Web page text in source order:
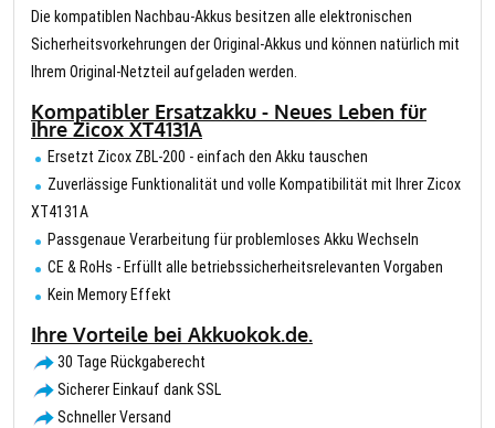
Die kompatiblen Nachbau-Akkus besitzen alle elektronischen
Sicherheitsvorkehrungen der Original-Akkus und können natürlich mit
Ihrem Original-Netzteil aufgeladen werden.
Kompatibler Ersatzakku - Neues Leben für
Ihre Zicox XT4131A
Ersetzt Zicox ZBL-200 - einfach den Akku tauschen
Zuverlässige Funktionalität und volle Kompatibilität mit Ihrer Zicox
XT4131A
Passgenaue Verarbeitung für problemloses Akku Wechseln
CE & RoHs - Erfüllt alle betriebssicherheitsrelevanten Vorgaben
Kein Memory Effekt
Ihre Vorteile bei Akkuokok.de.
30 Tage Rückgaberecht
Sicherer Einkauf dank SSL
Schneller Versand